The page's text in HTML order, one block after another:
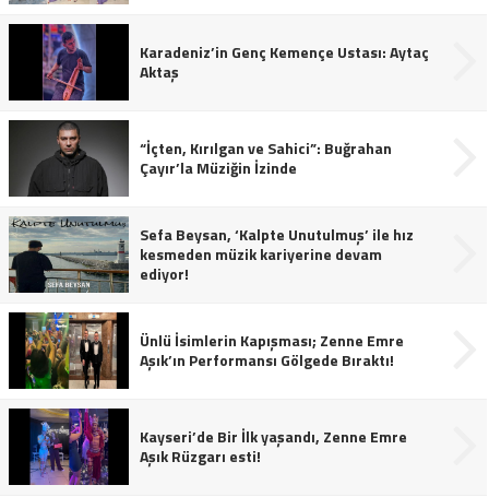
Karadeniz’in Genç Kemençe Ustası: Aytaç
Aktaş
“İçten, Kırılgan ve Sahici”: Buğrahan
Çayır’la Müziğin İzinde
Sefa Beysan, ‘Kalpte Unutulmuş’ ile hız
kesmeden müzik kariyerine devam
ediyor!
Ünlü İsimlerin Kapışması; Zenne Emre
Aşık’ın Performansı Gölgede Bıraktı!
Kayseri’de Bir İlk yaşandı, Zenne Emre
Aşık Rüzgarı esti!